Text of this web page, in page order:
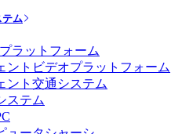
ム
ラットフォーム
ントビデオプラットフォーム
ント交通システム
ステム